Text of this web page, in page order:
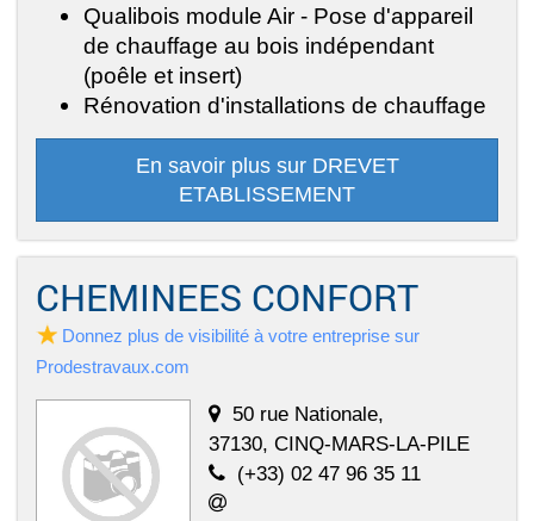
Qualibois module Air - Pose d'appareil
de chauffage au bois indépendant
(poêle et insert)
Rénovation d'installations de chauffage
En savoir plus sur DREVET
ETABLISSEMENT
CHEMINEES CONFORT
Donnez plus de visibilité à votre entreprise sur
Prodestravaux.com
50 rue Nationale,
37130, CINQ-MARS-LA-PILE
(+33) 02 47 96 35 11